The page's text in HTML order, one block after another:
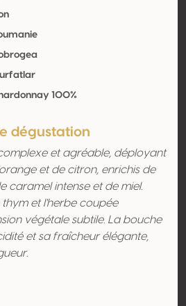
100%
dégustation
et agréable, déployant
et de citron, enrichis de
caramel intense et de miel.
et l'herbe coupée
végétale subtile. La bouche
et sa fraîcheur élégante,